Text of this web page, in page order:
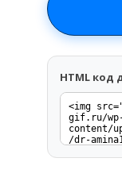
HTML код